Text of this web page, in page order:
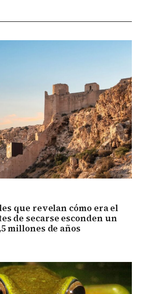
que revelan cómo era el
de secarse esconden un
millones de años